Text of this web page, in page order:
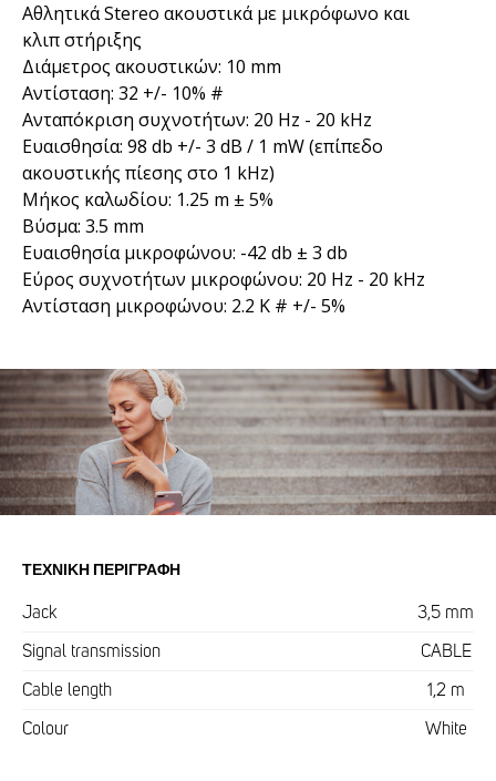
Aθλητικά Stereo ακουστικά με μικρόφωνο και
κλιπ στήριξης
Διάμετρος ακουστικών: 10 mm
Αντίσταση: 32 +/- 10% #
Ανταπόκριση συχνοτήτων: 20 Hz - 20 kHz
Ευαισθησία: 98 db +/- 3 dB / 1 mW (επίπεδο
ακουστικής πίεσης στο 1 kHz)
Μήκος καλωδίου: 1.25 m ± 5%
Βύσμα: 3.5 mm
Ευαισθησία μικροφώνου: -42 db ± 3 db
Εύρος συχνοτήτων μικροφώνου: 20 Hz - 20 kHz
Αντίσταση μικροφώνου: 2.2 K # +/- 5%
ΤΕΧΝΙΚΉ ΠΕΡΙΓΡΑΦΉ
Jack 3,5 mm
Signal transmission CABLE
Cable length 1,2 m
Colour White